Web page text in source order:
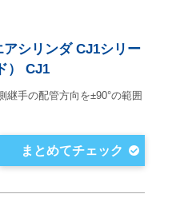
シリンダ CJ1シリー
） CJ1
継手の配管方向を±90°の範囲